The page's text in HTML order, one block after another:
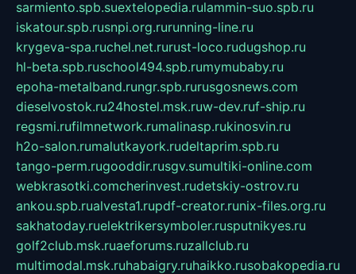
sarmiento.spb.suextelopedia.rulammin-suo.spb.ru
iskatour.spb.rusnpi.org.rurunning-line.ru
krygeva-spa.ruchel.net.rurust-loco.rudugshop.ru
hl-beta.spb.ruschool494.spb.rumymubaby.ru
epoha-metalband.rungr.spb.rurusgosnews.com
dieselvostok.ru24hostel.msk.ruw-dev.ruf-ship.ru
regsmi.rufilmnetwork.rumalinasp.rukinosvin.ru
h2o-salon.rumalutkayork.rudeltaprim.spb.ru
tango-perm.rugooddir.rusgv.sumultiki-online.com
webkrasotki.comcherinvest.rudetskiy-ostrov.ru
ankou.spb.rualvesta1.rupdf-creator.runix-files.org.ru
sakhatoday.ruelektrikersymboler.rusputnikyes.ru
golf2club.msk.ruaeforums.ruzallclub.ru
multimodal.msk.ruhabaigry.ruhaikko.rusobakopedia.ru